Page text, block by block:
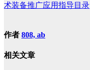
术装备推广应用指导目录
作者 808, ab
相关文章